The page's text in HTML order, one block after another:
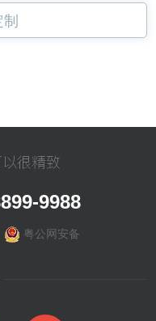
很精致
9988
粤公网安备